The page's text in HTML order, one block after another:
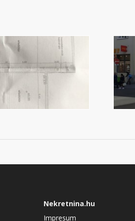
Nekretnina.hu
Impresum